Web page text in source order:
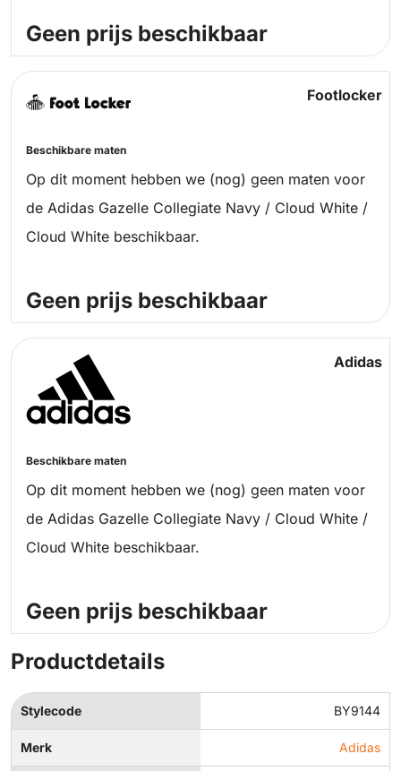
Geen prijs beschikbaar
Footlocker
Beschikbare maten
Op dit moment hebben we (nog) geen maten voor
de Adidas Gazelle Collegiate Navy / Cloud White /
Cloud White beschikbaar.
Geen prijs beschikbaar
Adidas
Beschikbare maten
Op dit moment hebben we (nog) geen maten voor
de Adidas Gazelle Collegiate Navy / Cloud White /
Cloud White beschikbaar.
Geen prijs beschikbaar
Productdetails
Stylecode BY9144
Merk Adidas